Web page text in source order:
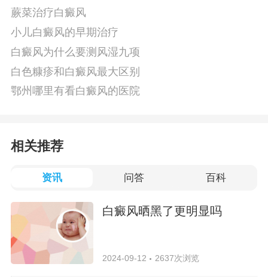
蕨菜治疗白癜风
小儿白癜风的早期治疗
白癜风为什么要测风湿九项
白色糠疹和白癜风最大区别
鄂州哪里有看白癜风的医院
相关推荐
资讯 问答 百科
白癜风晒黑了更明显吗
2024-09-12 2637次浏览